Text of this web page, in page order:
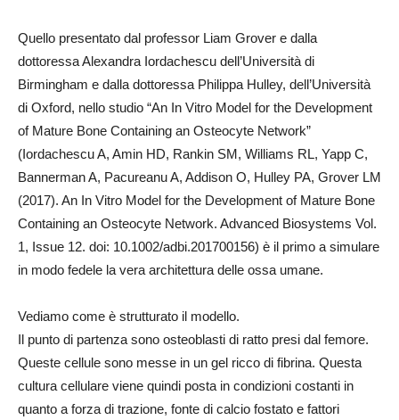
Quello presentato dal professor Liam Grover e dalla
dottoressa Alexandra Iordachescu dell’Università di
Birmingham e dalla dottoressa Philippa Hulley, dell’Università
di Oxford, nello studio “An In Vitro Model for the Development
of Mature Bone Containing an Osteocyte Network”
(Iordachescu A, Amin HD, Rankin SM, Williams RL, Yapp C,
Bannerman A, Pacureanu A, Addison O, Hulley PA, Grover LM
(2017). An In Vitro Model for the Development of Mature Bone
Containing an Osteocyte Network. Advanced Biosystems Vol.
1, Issue 12. doi: 10.1002/adbi.201700156) è il primo a simulare
in modo fedele la vera architettura delle ossa umane.
Vediamo come è strutturato il modello.
Il punto di partenza sono osteoblasti di ratto presi dal femore.
Queste cellule sono messe in un gel ricco di fibrina. Questa
cultura cellulare viene quindi posta in condizioni costanti in
quanto a forza di trazione, fonte di calcio fostato e fattori